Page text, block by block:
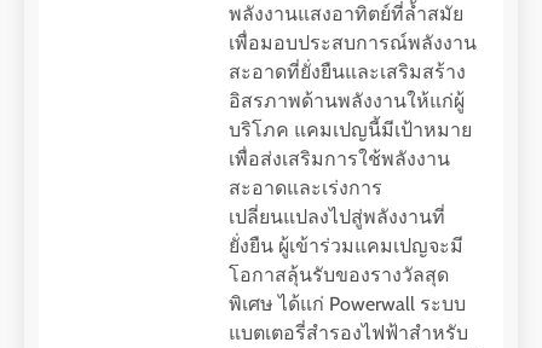
พลังงานแสงอาทิตย์ที่ล้ำสมัย
เพื่อมอบประสบการณ์พลังงาน
สะอาดที่ยั่งยืนและเสริมสร้าง
อิสรภาพด้านพลังงานให้แก่ผู้
บริโภค แคมเปญนี้มีเป้าหมาย
เพื่อส่งเสริมการใช้พลังงาน
สะอาดและเร่งการ
เปลี่ยนแปลงไปสู่พลังงานที่
ยั่งยืน ผู้เข้าร่วมแคมเปญจะมี
โอกาสลุ้นรับของรางวัลสุด
พิเศษ ได้แก่ Powerwall ระบบ
แบตเตอรี่สำรองไฟฟ้าสำหรับ